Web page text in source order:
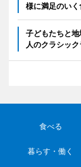
様に満足のいく
子どもたちと
人のクラシッ
食べる
暮らす・働く